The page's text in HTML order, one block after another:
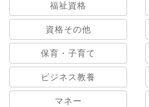
福祉資格
資格その他
保育・子育て
ビジネス教養
マネー